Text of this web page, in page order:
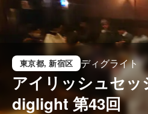
東京都, 新宿区 ディグライト
アイリッシュセッ
diglight 第43回